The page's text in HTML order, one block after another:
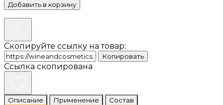
Добавить в корзину
Скопируйте ссылку на товар:
Копировать
Ссылка скопирована
Описание Применение Состав